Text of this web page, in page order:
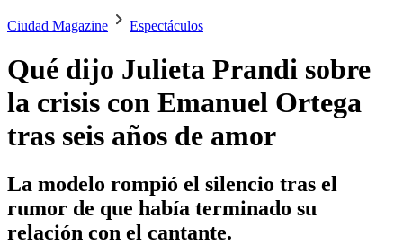
Ciudad Magazine Espectáculos
Qué dijo Julieta Prandi sobre
la crisis con Emanuel Ortega
tras seis años de amor
La modelo rompió el silencio tras el
rumor de que había terminado su
relación con el cantante.